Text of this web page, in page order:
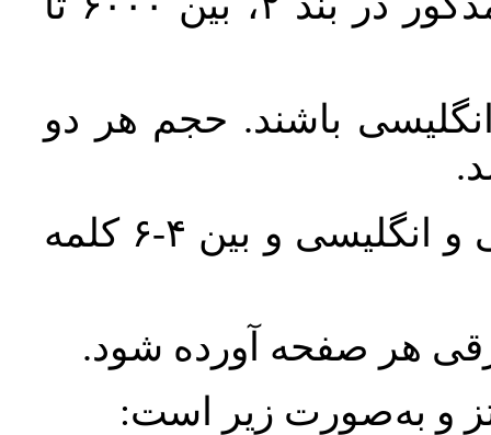
باشند. حجم هر دو
واژگان کلیدی بلافاصله پس از چکیده فارسی و انگلیسی و بین ۴-۶ کلمه
هر صفحه آورده شود.
و به‌صورت زیر است: